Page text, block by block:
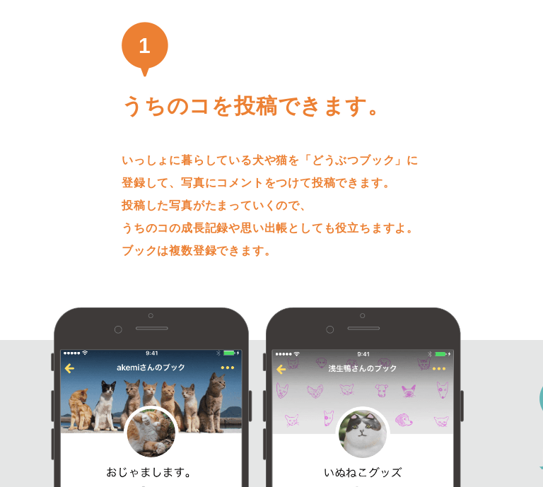
1
うちのコを投稿できます。
いっしょに暮らしている犬や猫を「どうぶつブック」に
登録して、写真にコメントをつけて投稿できます。
投稿した写真がたまっていくので、
うちのコの成長記録や思い出帳としても役立ちますよ。
ブックは複数登録できます。